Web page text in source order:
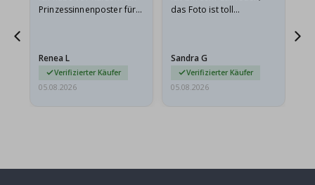
Prinzessinnenposter für
beschädigt…
Renea L
Verifizierter Käufer
05.08.2026
das Foto ist toll
außerdem…
Sandra G
Verifizierter Käufer
05.08.2026